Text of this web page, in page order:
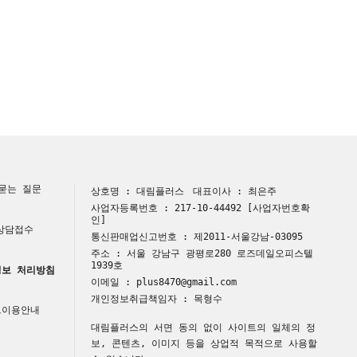
는 질문
담접수
보 처리방침
용안내
상호명 : 대림플러스
대표이사 : 최은주
사업자등록번호 : 217-10-44492
[사업자번호확
인]
통신판매업신고번호 : 제2011-서울강남-03095
주소 : 서울 강남구 광평로280 로즈데일오피스텔
1939호
이메일 : plus8470@gmail.com
개인정보취급책임자 : 목형수
대림플러스의 서면 동의 없이 사이트의 일체의 정
보, 콘텐츠, 이미지 등을 상업적 목적으로 사용할